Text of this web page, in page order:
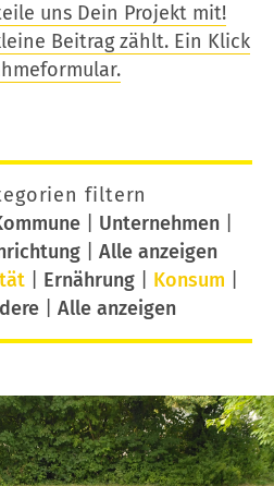
uns Dein Projekt mit!
Beitrag zählt. Ein Klick
filtern
| Unternehmen|
| Alle anzeigen
Ernährung Konsum
| Alle anzeigen